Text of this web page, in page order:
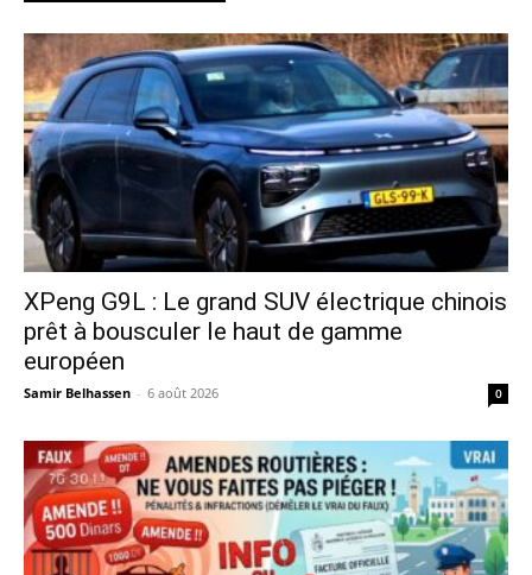
XPeng G9L : Le grand SUV électrique chinois
prêt à bousculer le haut de gamme
européen
Samir Belhassen - 6 août 2026 0